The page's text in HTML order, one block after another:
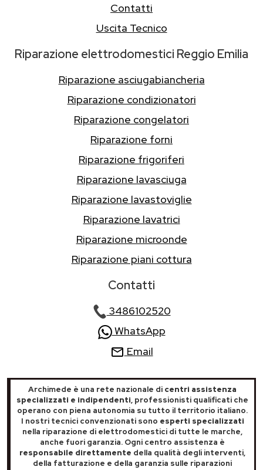
Contatti
Uscita Tecnico
Riparazione elettrodomestici Reggio Emilia
Riparazione asciugabiancheria
Riparazione condizionatori
Riparazione congelatori
Riparazione forni
Riparazione frigoriferi
Riparazione lavasciuga
Riparazione lavastoviglie
Riparazione lavatrici
Riparazione microonde
Riparazione piani cottura
Contatti
3486102520
WhatsApp
Email
Archimede è una rete nazionale di centri assistenza
specializzati e indipendenti, professionisti qualificati che
operano con piena autonomia su tutto il territorio italiano.
I nostri tecnici convenzionati sono esperti specializzati
nella riparazione di elettrodomestici di tutte le marche,
anche fuori garanzia. Ogni centro assistenza è
responsabile direttamente della qualità degli interventi,
della fatturazione e della garanzia sulle riparazioni